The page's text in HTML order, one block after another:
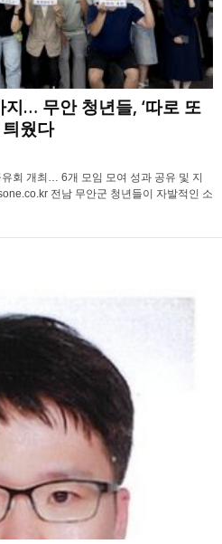
지… 무안 청년들, ‘따로 또
웠다
회 개최… 6개 모임 모여 성과 공유 및 지
전남 무안군 청년들이 자발적인 소